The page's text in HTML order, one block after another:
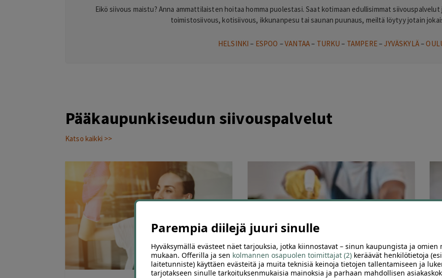
Eikö siivous maistu? Anna ammattilaisten hoitaa homma puolestasi. Saat kotimaan edullisimmat
toimistosiivous, kotisiivous, ikkunanpesu tai saunan puunaus, meiltä löytyy jotain
HELSINKI – ESPOO –VANTAA– TURKU – TAMPERE– JYVÄSKYLÄ–
Pääkaupunkiseudun siivouspalvelut
Katso kaikki >>
362 334
Parempia diilejä juuri sinulle
Hyväksymällä evästeet näet tarjouksia, jotka kiinnostavat – sinun kaupungista ja omien
mukaan. Offerilla ja sen kolmannen osapuolen toimittajat (2) keräävät henkilötietoja
laitetunniste) käyttäen evästeitä ja muita teknisiä keinoja tietojen tallentamiseen ja
tarjotakseen sinulle tarkoituksenmukaisia mainoksia ja parhaan mahdollisen